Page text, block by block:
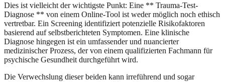
Dies ist vielleicht der wichtigste Punkt: Eine ** Trauma-Test-
Diagnose ** von einem Online-Tool ist weder möglich noch ethisch
vertretbar. Ein Screening identifiziert potenzielle Risikofaktoren
basierend auf selbstberichteten Symptomen. Eine klinische
Diagnose hingegen ist ein umfassender und nuancierter
medizinischer Prozess, der von einem qualifizierten Fachmann für
psychische Gesundheit durchgeführt wird.
Die Verwechslung dieser beiden kann irreführend und sogar